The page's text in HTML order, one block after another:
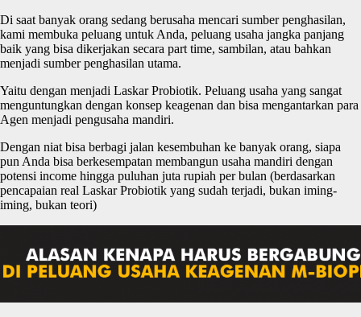
Di saat banyak orang sedang berusaha mencari sumber penghasilan,
kami membuka peluang untuk Anda, peluang usaha jangka panjang
baik yang bisa dikerjakan secara part time, sambilan, atau bahkan
menjadi sumber penghasilan utama.
Yaitu dengan menjadi Laskar Probiotik. Peluang usaha yang sangat
menguntungkan dengan konsep keagenan dan bisa mengantarkan para
Agen menjadi pengusaha mandiri.
Dengan niat bisa berbagi jalan kesembuhan ke banyak orang, siapa
pun Anda bisa berkesempatan membangun usaha mandiri dengan
potensi income hingga puluhan juta rupiah per bulan (berdasarkan
pencapaian real Laskar Probiotik yang sudah terjadi, bukan iming-
iming, bukan teori)